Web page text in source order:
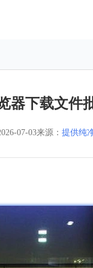
器下载文件
07-03来源： 提供纯